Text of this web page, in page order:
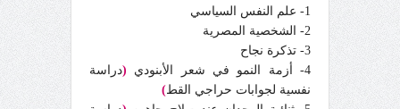
1- علم النفس السياسي
2- الشخصية المصرية
3- تذكرة نجاح
4- أزمة النمو في شعر الأبنودي
(دراسة
نفسية لجوابات حراجي القط)